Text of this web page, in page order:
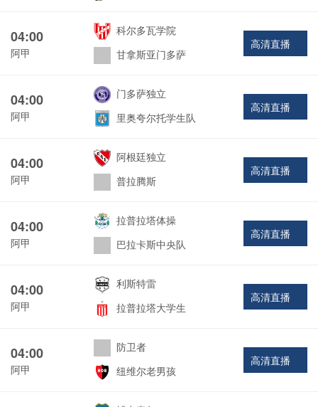
04:00
阿甲
科尔多瓦学院
甘拿斯亚门多萨
高清直播
04:00
阿甲
门多萨独立
里奥夸尔托学生队
高清直播
04:00
阿甲
阿根廷独立
普拉腾斯
高清直播
04:00
阿甲
拉普拉塔体操
巴拉卡斯中央队
高清直播
04:00
阿甲
利斯特雷
拉普拉塔大学生
高清直播
04:00
阿甲
防卫者
纽维尔老男孩
高清直播